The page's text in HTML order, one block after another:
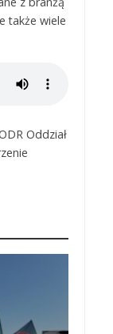
także wiele
Oddział